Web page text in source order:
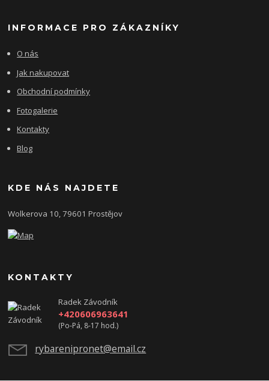
INFORMACE PRO ZÁKAZNÍKY
O nás
Jak nakupovat
Obchodní podmínky
Fotogalerie
Kontakty
Blog
KDE NÁS NAJDETE
Wolkerova 10, 79601 Prostějov
KONTAKTY
Radek Závodník
+420606963641
(Po-Pá, 8-17 hod.)
rybarenipronet@email.cz